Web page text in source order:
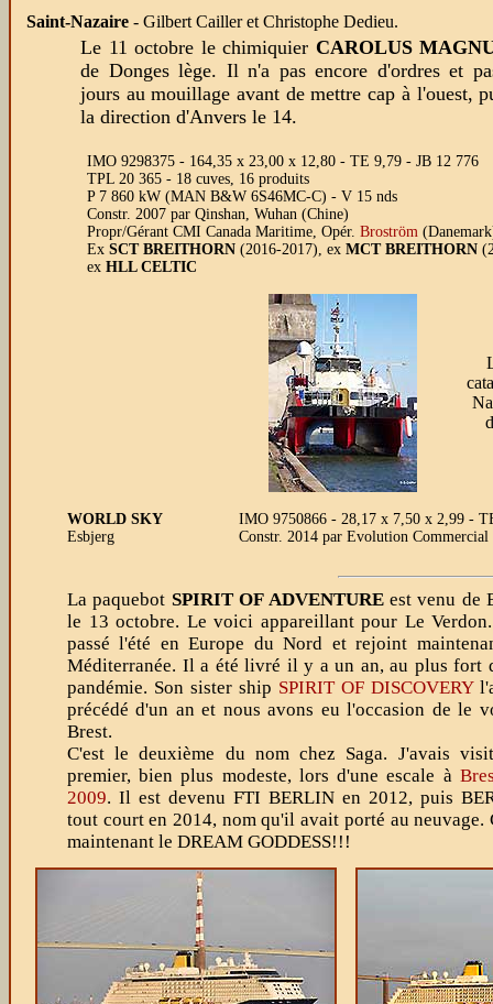
Saint-Nazaire - Gilbert Cailler et Christophe Dedieu.
Le 11 octobre le chimiquier CAROLUS
de Donges lège. Il n'a pas encore d'ordres et
jours au mouillage avant de mettre cap à l'ouest,
la direction d'Anvers le 14.
IMO 9298375 - 164,35 x 23,00 x 12,80 - TE 9,79 - JB 12 776
TPL 20 365 - 18 cuves, 16 produits
P 7 860 kW (MAN B&W 6S46MC-C) - V 15 nds
Constr. 2007 par Qinshan, Wuhan (Chine)
Propr/Gérant CMI Canada Maritime, Opér. Broström
Ex SCT BREITHORN (2016-2017), ex MCT BREITHORN
ex HLL CELTIC
WORLD SKY
Esbjerg
IMO 9750866 - 28,17 x 7,50 x 2,99 -
Constr. 2014 par Evolution
La paquebot SPIRIT OF ADVENTUREest venu de
le 13 octobre. Le voici appareillant pour Le
passé l'été en Europe du Nord et rejoint
Méditerranée. Il a été livré il y a un an, au plus fort
pandémie. Son sister ship SPIRIT OF DISCOVERY
précédé d'un an et nous avons eu l'occasion de le
Brest.
C'est le deuxième du nom chez Saga. J'avais
premier, bien plus modeste, lors d'une escale à
2009. Il est devenu FTI BERLIN en 2012, puis
tout court en 2014, nom qu'il avait porté au neuvage.
maintenant le DREAM GODDESS!!!